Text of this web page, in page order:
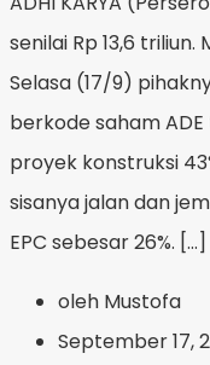
senilai Rp 13,6
Selasa (17/9)
berkode saham
proyek konstruksi
sisanya jalan dan
EPC sebesar 26%. […]
oleh Mustofa
September 17,